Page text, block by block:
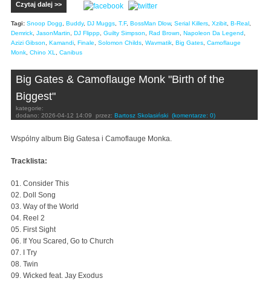
Czytaj dalej >>
Tagi: Snoop Dogg, Buddy, DJ Muggs, T.F, BossMan Dlow, Serial Killers, Xzibit, B-Real ,
Demrick, JasonMartin, DJ Flippp, Guilty Simpson, Rad Brown, Napoleon Da Legend ,
Azizi Gibson, Kamandi, Finale, Solomon Childs, Wavmatik, Big Gates, Camoflauge
Monk, Chino XL, Canibus
Big Gates & Camoflauge Monk "Birth of the
Biggest"
kategorie:
dodano: 2026-04-12 14:09 przez: Bartosz Skolasiński (komentarze: 0)
Wspólny album Big Gatesa i Camoflauge Monka.
Tracklista:
01. Consider This
02. Doll Song
03. Way of the World
04. Reel 2
05. First Sight
06. If You Scared, Go to Church
07. I Try
08. Twin
09. Wicked feat. Jay Exodus